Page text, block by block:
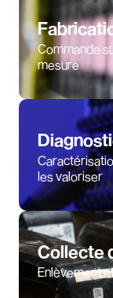
Commande
mesure
les valoriser
Collecte
Enlèvement